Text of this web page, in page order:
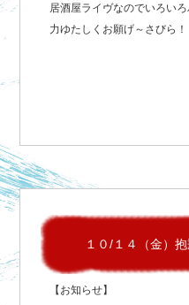
居酒屋ライヴなのでいろい
力ゆたしくお願げ～さびら！
１０/１４（金）
【お知らせ】